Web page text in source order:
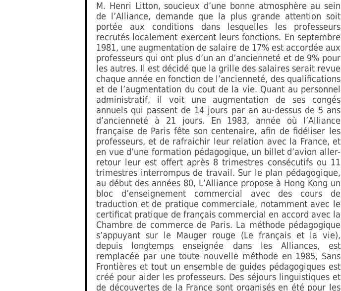
M. Henri Litton, soucieux d’une bonne atmosphère au sein
de l’Alliance, demande que la plus grande attention soit
portée aux conditions dans lesquelles les professeurs
recrutés localement exercent leurs fonctions. En septembre
1981, une augmentation de salaire de 17% est accordée aux
professeurs qui ont plus d’un an d’ancienneté et de 9% pour
les autres. Il est décidé que la grille des salaires serait revue
chaque année en fonction de l’ancienneté, des qualifications
et de l’augmentation du cout de la vie. Quant au personnel
administratif, il voit une augmentation de ses congés
annuels qui passent de 14 jours par an au-dessus de 5 ans
d’ancienneté à 21 jours. En 1983, année où l’Alliance
française de Paris fête son centenaire, afin de fidéliser les
professeurs, et de rafraichir leur relation avec la France, et
en vue d’une formation pédagogique, un billet d’avion aller-
retour leur est offert après 8 trimestres consécutifs ou 11
trimestres interrompus de travail. Sur le plan pédagogique,
au début des années 80, L’Alliance propose à Hong Kong un
bloc d’enseignement commercial avec des cours de
traduction et de pratique commerciale, notamment avec le
certificat pratique de français commercial en accord avec la
Chambre de commerce de Paris. La méthode pédagogique
s’appuyant sur le Mauger rouge (Le français et la vie),
depuis longtemps enseignée dans les Alliances, est
remplacée par une toute nouvelle méthode en 1985, Sans
Frontières et tout un ensemble de guides pédagogiques est
créé pour aider les professeurs. Des séjours linguistiques et
de découvertes de la France sont organisés en été pour les